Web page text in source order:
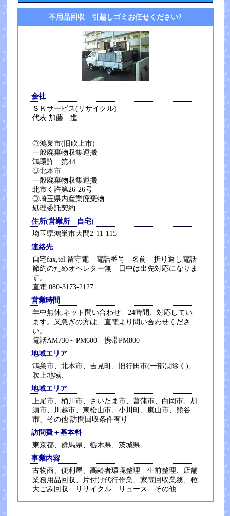
不用品回収 引越しゴミお任せください?
会社
ＳＫサービス(リサイクル)
代表 加藤 進
◎鴻巣市(旧吹上市)
一般廃棄物収集運搬
鴻環許 第44
◎北本市
一般廃棄物収集運搬
北市く許第26-26号
◎埼玉県内産業廃棄物
処理委託契約
住所(営業所 自宅)
埼玉県鴻巣市大間2-11-115
連絡先
自宅fax,tel 留守電 電話番号 名前 折り返し電話
節約のためオペレター無 日中は出先対応になりま
す。
直電 080-3173-2127
営業時間
年中無休,ネット問い合わせ 24時間、対応してい
ます。又急ぎの方は、直電より問い合わせくださ
い。
電話AM730～PM600 携帯PM800
地域エリア
鴻巣市、北本市、吉見町、旧行田市(一部は除く)、
吹上地域、
地域エリア
上尾市、桶川市、さいたま市、菖蒲市、白岡市、加
須市、川越市、東松山市、小川町、嵐山市、熊谷
市、その他 訪問回収条件有り
訪問費＋基本料
東京都、群馬県、栃木県、茨城県
事業内容
古物商、便利屋、高齢者環境整理 生前整理、店舗
業務用品回収、片付け代行作業、家電回収業務、粒
大ごみ回収 リサイクル リュース その他